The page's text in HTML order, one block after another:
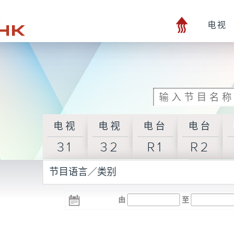
电视
电视
31
电视
32
电台
R1
电台
R2
节目语言／类别
由 至